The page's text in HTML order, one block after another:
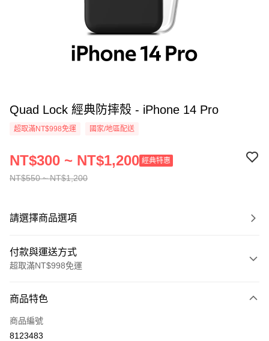
Quad Lock 經典防摔殼 - iPhone 14 Pro
超取滿NT$998免運 國家/地區配送
NT$550 ~ NT$1,200
NT$300 ~ NT$1,200 經典特惠
請選擇商品選項
付款與運送方式
超取滿NT$998免運
信用卡一次付款
超商取貨付款
商品特色
商品編號
8123483